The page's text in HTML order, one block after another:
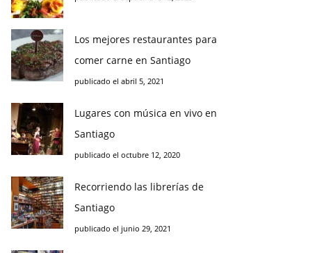
Los mejores restaurantes para
comer carne en Santiago
publicado el abril 5, 2021
Lugares con música en vivo en
Santiago
publicado el octubre 12, 2020
Recorriendo las librerías de
Santiago
publicado el junio 29, 2021